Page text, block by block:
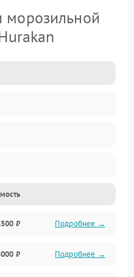
морозильной
₽ Подробнее →
₽ Подробнее →